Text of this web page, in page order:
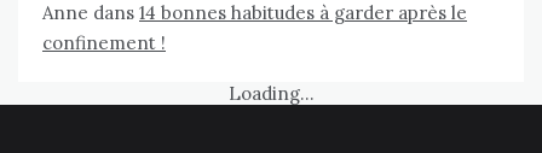
Anne dans 14 bonnes habitudes à garder après le
confinement !
Loading...